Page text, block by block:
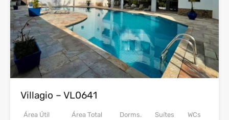
Venda
Villagio – VL0641
Dorms.
WCs
Área Útil
Área Total
Suítes